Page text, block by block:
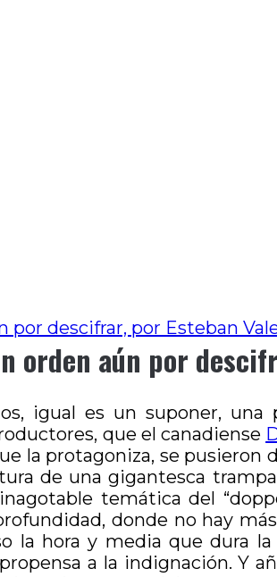
por descifrar, por Esteban
orden aún por
igual es un suponer,
que el canadiense
la protagoniza, se pusieron
de una gigantesca
temática del
donde no hay
la hora y media que dura
a la indignación. Y